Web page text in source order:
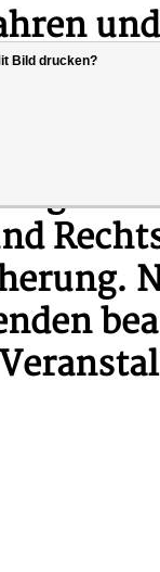
der
Bild drucken?